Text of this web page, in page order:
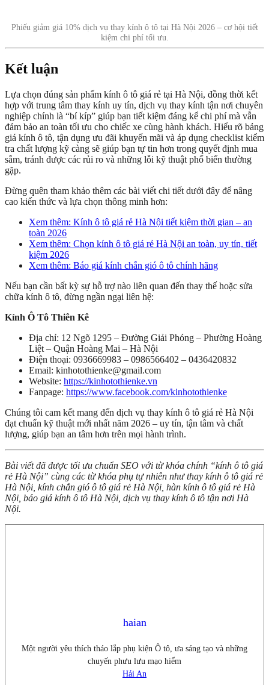
Phiếu giảm giá 10% dịch vụ thay kính ô tô tại Hà Nội 2026 – cơ hội tiết
kiệm chi phí tối ưu.
Kết luận
Lựa chọn đúng sản phẩm kính ô tô giá rẻ tại Hà Nội, đồng thời kết
hợp với trung tâm thay kính uy tín, dịch vụ thay kính tận nơi chuyên
nghiệp chính là “bí kíp” giúp bạn tiết kiệm đáng kể chi phí mà vẫn
đảm bảo an toàn tối ưu cho chiếc xe cùng hành khách. Hiểu rõ bảng
giá kính ô tô, tận dụng ưu đãi khuyến mãi và áp dụng checklist kiểm
tra chất lượng kỹ càng sẽ giúp bạn tự tin hơn trong quyết định mua
sắm, tránh được các rủi ro và những lỗi kỹ thuật phổ biến thường
gặp.
Đừng quên tham khảo thêm các bài viết chi tiết dưới đây để nâng
cao kiến thức và lựa chọn thông minh hơn:
Xem thêm: Kính ô tô giá rẻ Hà Nội tiết kiệm thời gian – an
toàn 2026
Xem thêm: Chọn kính ô tô giá rẻ Hà Nội an toàn, uy tín, tiết
kiệm 2026
Xem thêm: Báo giá kính chắn gió ô tô chính hãng
Nếu bạn cần bất kỳ sự hỗ trợ nào liên quan đến thay thế hoặc sửa
chữa kính ô tô, đừng ngần ngại liên hệ:
Kính Ô Tô Thiên Kê
Địa chỉ: 12 Ngõ 1295 – Đường Giải Phóng – Phường Hoàng
Liệt – Quận Hoàng Mai – Hà Nội
Điện thoại: 0936669983 – 0986566402 – 0436420832
Email: kinhotothienke@gmail.com
Website: https://kinhotothienke.vn
Fanpage: https://www.facebook.com/kinhotothienke
Chúng tôi cam kết mang đến dịch vụ thay kính ô tô giá rẻ Hà Nội
đạt chuẩn kỹ thuật mới nhất năm 2026 – uy tín, tận tâm và chất
lượng, giúp bạn an tâm hơn trên mọi hành trình.
Bài viết đã được tối ưu chuẩn SEO với từ khóa chính “kính ô tô giá
rẻ Hà Nội” cùng các từ khóa phụ tự nhiên như thay kính ô tô giá rẻ
Hà Nội, kính chắn gió ô tô giá rẻ Hà Nội, hàn kính ô tô giá rẻ Hà
Nội, báo giá kính ô tô Hà Nội, dịch vụ thay kính ô tô tận nơi Hà
Nội.
haian
Một người yêu thích tháo lắp phụ kiện Ô tô, ưa sáng tạo và những
chuyến phưu lưu mạo hiểm
Hải An